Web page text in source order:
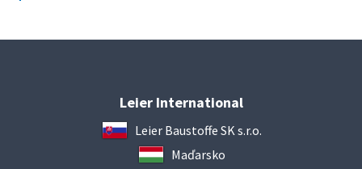
Leier International
Leier Baustoffe SK s.r.o.
Maďarsko